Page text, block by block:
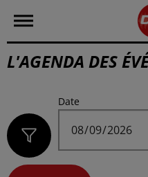
L'AGENDA DES
Date